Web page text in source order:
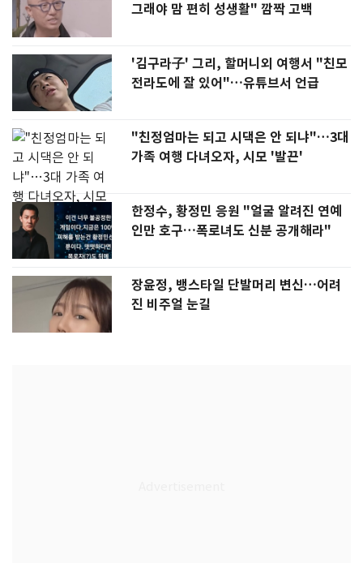
그래야 맘 편히 성생활" 깜짝 고백
'김구라子' 그리, 할머니외 여행서 "친모
전라도에 잘 있어"…유튜브서 언급
"친정엄마는 되고 시댁은 안 되냐"…3대
가족 여행 다녀오자, 시모 '발끈'
한정수, 황정민 응원 "얼굴 알려진 연예
인만 호구…폭로녀도 신분 공개해라"
장윤정, 뱅스타일 단발머리 변신…어려
진 비주얼 눈길